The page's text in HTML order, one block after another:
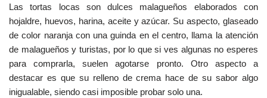
Las tortas locas son dulces malagueños elaborados con
hojaldre, huevos, harina, aceite y azúcar. Su aspecto, glaseado
de color naranja con una guinda en el centro, llama la atención
de malagueños y turistas, por lo que si ves algunas no esperes
para comprarla, suelen agotarse pronto. Otro aspecto a
destacar es que su relleno de crema hace de su sabor algo
inigualable, siendo casi imposible probar solo una.